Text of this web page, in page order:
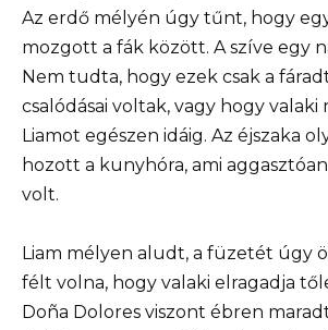
Az erdő mélyén úgy tűnt, hogy
mozgott a fák között. A szíve egy
Nem tudta, hogy ezek csak a
csalódásai voltak, vagy hogy valaki
Liamot egészen idáig. Az éjszaka
hozott a kunyhóra, ami
volt.
Liam mélyen aludt, a füzetét úgy
félt volna, hogy valaki elragadja
Doña Dolores viszont ébren